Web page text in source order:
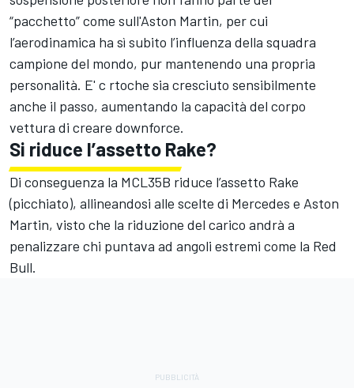
“pacchetto” come sull'Aston Martin, per cui
l’aerodinamica ha sì subito l’influenza della squadra
campione del mondo, pur mantenendo una propria
personalità. E' c rtoche sia cresciuto sensibilmente
anche il passo, aumentando la capacità del corpo
vettura di creare downforce.
Si riduce l’assetto Rake?
Di conseguenza la MCL35B riduce l’assetto Rake
(picchiato), allineandosi alle scelte di Mercedes e Aston
Martin, visto che la riduzione del carico andrà a
penalizzare chi puntava ad angoli estremi come la Red
Bull.